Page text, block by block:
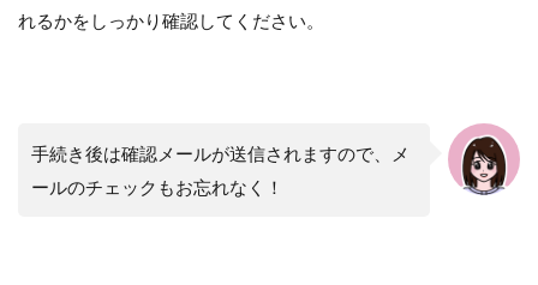
れるかをしっかり確認してください。
手続き後は確認メールが送信されますので、メ
ールのチェックもお忘れなく！